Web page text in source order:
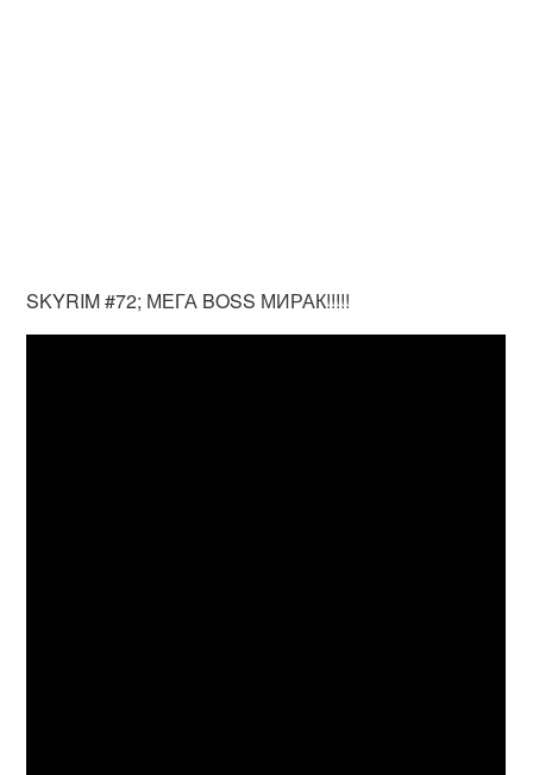
SKYRIM #72; МЕГА BOSS МИРАК!!!!!